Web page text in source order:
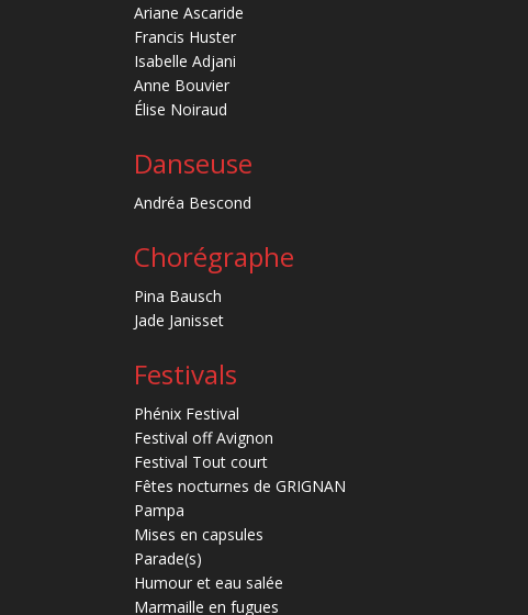
Ariane Ascaride
Francis Huster
Isabelle Adjani
Anne Bouvier
Élise Noiraud
Danseuse
Andréa Bescond
Chorégraphe
Pina Bausch
Jade Janisset
Festivals
Phénix Festival
Festival off Avignon
Festival Tout court
Fêtes nocturnes de GRIGNAN
Pampa
Mises en capsules
Parade(s)
Humour et eau salée
Marmaille en fugues